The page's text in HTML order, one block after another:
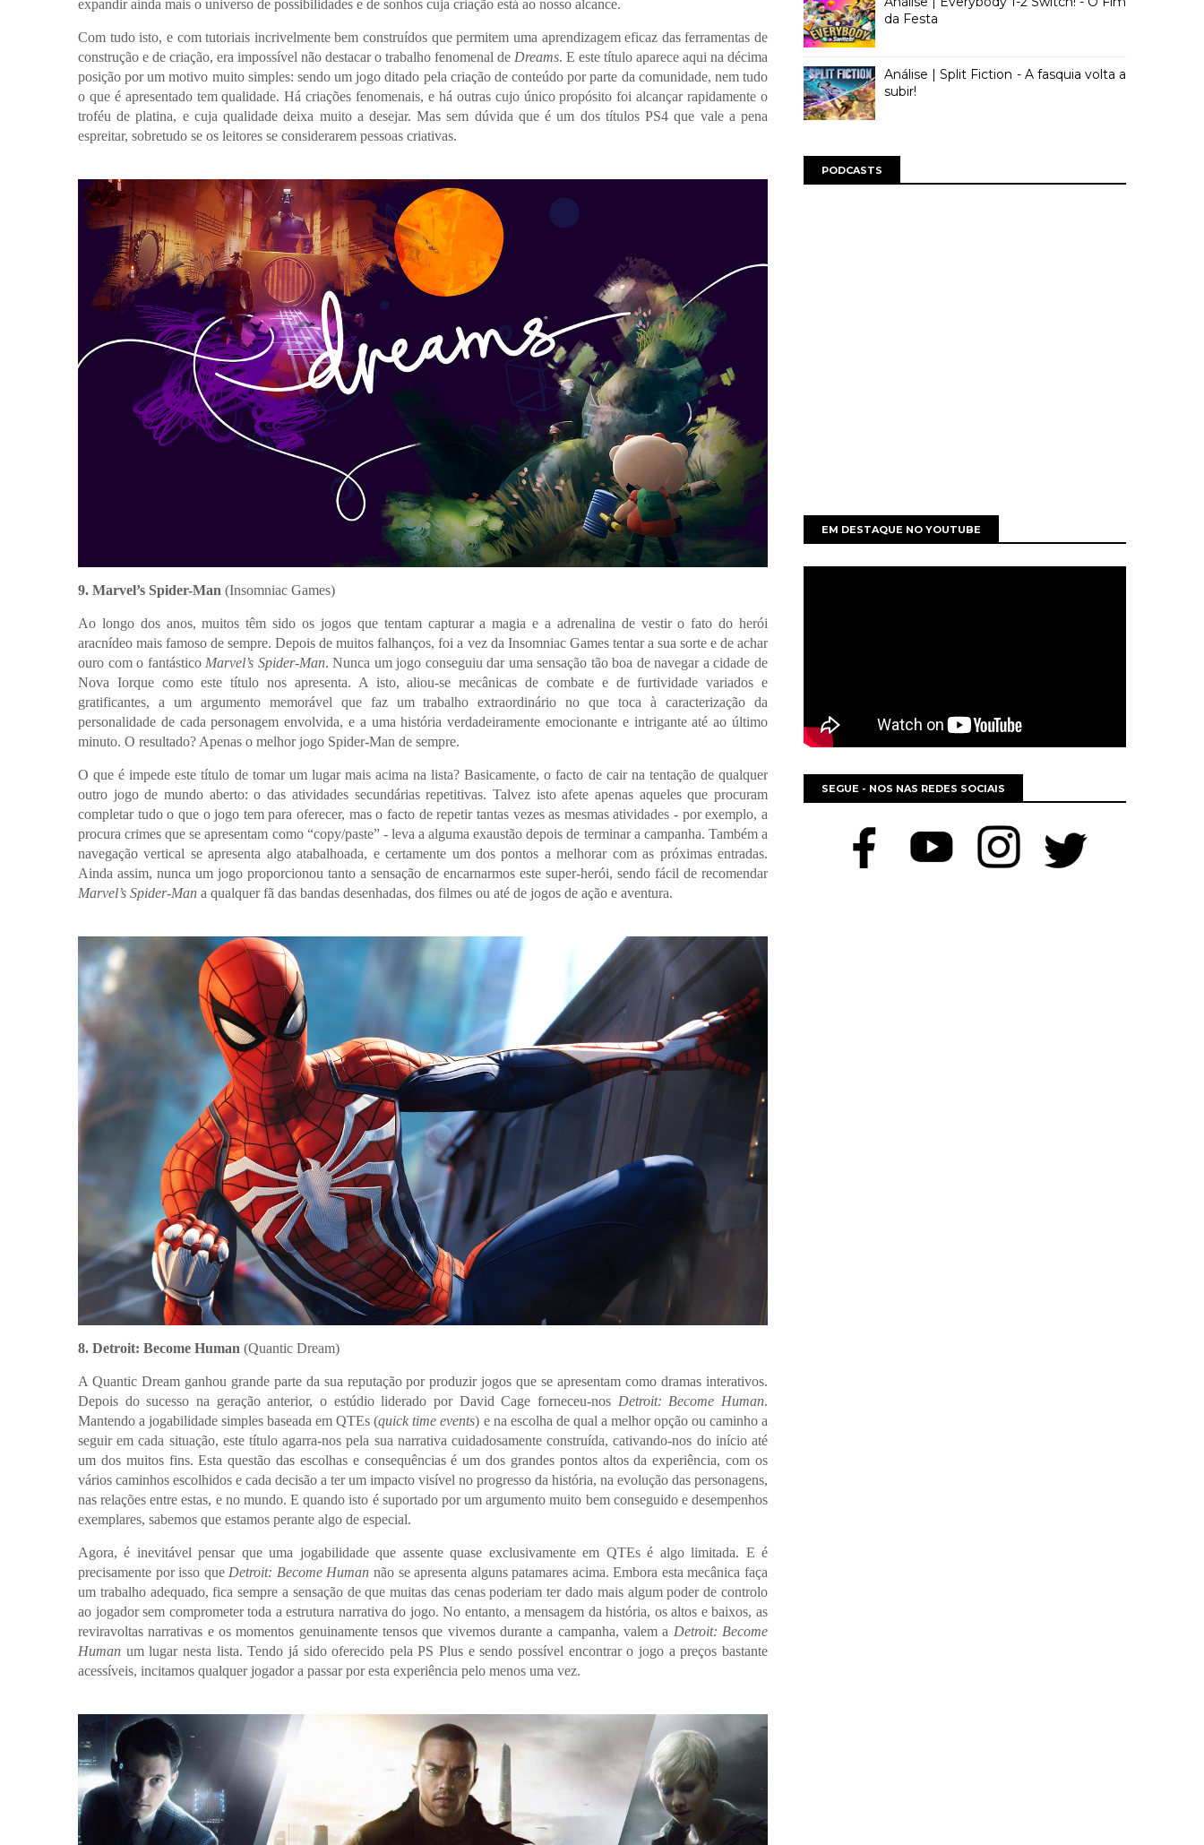
expandir ainda mais o universo de possibilidades e de sonhos cuja criação está ao nosso alcance.
Com tudo isto, e com tutoriais incrivelmente bem construídos que permitem uma aprendizagem eficaz das ferramentas de
construção e de criação, era impossível não destacar o trabalho fenomenal de Dreams. E este título aparece aqui na décima
posição por um motivo muito simples: sendo um jogo ditado pela criação de conteúdo por parte da comunidade, nem tudo
o que é apresentado tem qualidade. Há criações fenomenais, e há outras cujo único propósito foi alcançar rapidamente o
troféu de platina, e cuja qualidade deixa muito a desejar. Mas sem dúvida que é um dos títulos PS4 que vale a pena
espreitar, sobretudo se os leitores se considerarem pessoas criativas.
9. Marvel’s Spider-Man (Insomniac Games)
Ao longo dos anos, muitos têm sido os jogos que tentam capturar a magia e a adrenalina de vestir o fato do herói
aracnídeo mais famoso de sempre. Depois de muitos falhanços, foi a vez da Insomniac Games tentar a sua sorte e de achar
ouro com o fantástico Marvel’s Spider-Man. Nunca um jogo conseguiu dar uma sensação tão boa de navegar a cidade de
Nova Iorque como este título nos apresenta. A isto, aliou-se mecânicas de combate e de furtividade variados e
gratificantes, a um argumento memorável que faz um trabalho extraordinário no que toca à caracterização da
personalidade de cada personagem envolvida, e a uma história verdadeiramente emocionante e intrigante até ao último
minuto. O resultado? Apenas o melhor jogo Spider-Man de sempre.
O que é impede este título de tomar um lugar mais acima na lista? Basicamente, o facto de cair na tentação de qualquer
outro jogo de mundo aberto: o das atividades secundárias repetitivas. Talvez isto afete apenas aqueles que procuram
completar tudo o que o jogo tem para oferecer, mas o facto de repetir tantas vezes as mesmas atividades - por exemplo, a
procura crimes que se apresentam como “copy/paste” - leva a alguma exaustão depois de terminar a campanha. Também a
navegação vertical se apresenta algo atabalhoada, e certamente um dos pontos a melhorar com as próximas entradas.
Ainda assim, nunca um jogo proporcionou tanto a sensação de encarnarmos este super-herói, sendo fácil de recomendar
Marvel’s Spider-Man a qualquer fã das bandas desenhadas, dos filmes ou até de jogos de ação e aventura.
8. Detroit: Become Human (Quantic Dream)
A Quantic Dream ganhou grande parte da sua reputação por produzir jogos que se apresentam como dramas interativos.
Depois do sucesso na geração anterior, o estúdio liderado por David Cage forneceu-nos Detroit: Become Human.
Mantendo a jogabilidade simples baseada em QTEs (quick time events) e na escolha de qual a melhor opção ou caminho a
seguir em cada situação, este título agarra-nos pela sua narrativa cuidadosamente construída, cativando-nos do início até
um dos muitos fins. Esta questão das escolhas e consequências é um dos grandes pontos altos da experiência, com os
vários caminhos escolhidos e cada decisão a ter um impacto visível no progresso da história, na evolução das personagens,
nas relações entre estas, e no mundo. E quando isto é suportado por um argumento muito bem conseguido e desempenhos
exemplares, sabemos que estamos perante algo de especial.
Agora, é inevitável pensar que uma jogabilidade que assente quase exclusivamente em QTEs é algo limitada. E é
precisamente por isso que Detroit: Become Human não se apresenta alguns patamares acima. Embora esta mecânica faça
um trabalho adequado, fica sempre a sensação de que muitas das cenas poderiam ter dado mais algum poder de controlo
ao jogador sem comprometer toda a estrutura narrativa do jogo. No entanto, a mensagem da história, os altos e baixos, as
reviravoltas narrativas e os momentos genuinamente tensos que vivemos durante a campanha, valem a Detroit: Become
Human um lugar nesta lista. Tendo já sido oferecido pela PS Plus e sendo possível encontrar o jogo a preços bastante
acessíveis, incitamos qualquer jogador a passar por esta experiência pelo menos uma vez.
da Festa
Análise | Split Fiction - A fasquia volta a
subir!
PODCASTS
EM DESTAQUE NO YOUTUBE
SEGUE - NOS NAS REDES SOCIAIS